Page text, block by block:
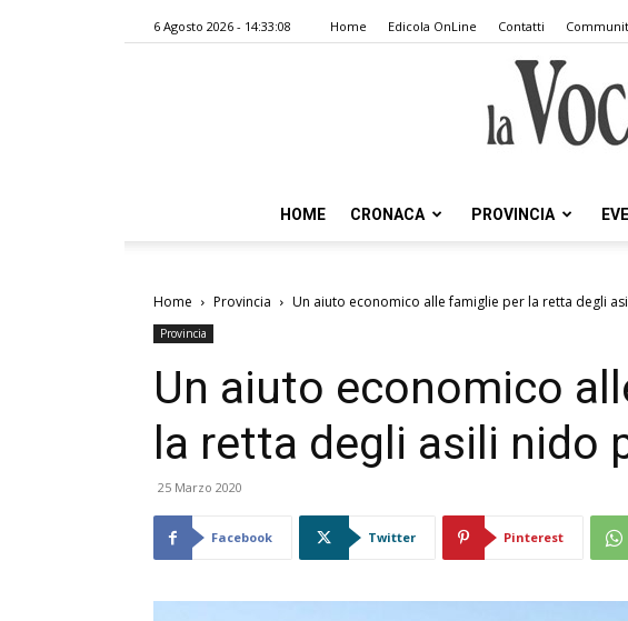
6 Agosto 2026 - 14:33:08 Home Edicola OnLine Contatti
HOME CRONACA PROVINCIA
Home Provincia Un aiuto economico alle famiglie per la retta degli
Provincia
Un aiuto economico
la retta degli asili nido
25 Marzo 2020
Facebook Twitter Pinterest